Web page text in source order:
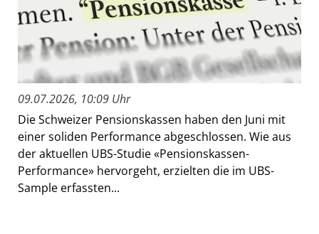
09.07.2026, 10:09 Uhr
Die Schweizer Pensionskassen haben den Juni mit
einer soliden Performance abgeschlossen. Wie aus
der aktuellen UBS-Studie «Pensionskassen-
Performance» hervorgeht, erzielten die im UBS-
Sample erfassten...